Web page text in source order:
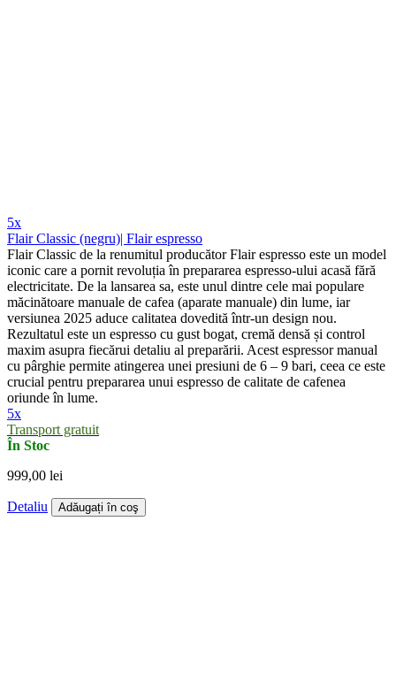
5x
Flair Classic (negru)| Flair espresso
Flair Classic de la renumitul producător Flair espresso este un model
iconic care a pornit revoluția în prepararea espresso-ului acasă fără
electricitate. De la lansarea sa, este unul dintre cele mai populare
măcinătoare manuale de cafea (aparate manuale) din lume, iar
versiunea 2025 aduce calitatea dovedită într-un design nou.
Rezultatul este un espresso cu gust bogat, cremă densă și control
maxim asupra fiecărui detaliu al preparării. Acest espressor manual
cu pârghie permite atingerea unei presiuni de 6 – 9 bari, ceea ce este
crucial pentru prepararea unui espresso de calitate de cafenea
oriunde în lume.
5x
Transport gratuit
În Stoc
999,00 lei
Detaliu Adăugați în coş